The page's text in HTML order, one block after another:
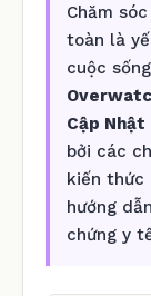
Chăm
toàn là
cuộc
Cập Nhật
bởi các
kiến thức
hướng
chứng y